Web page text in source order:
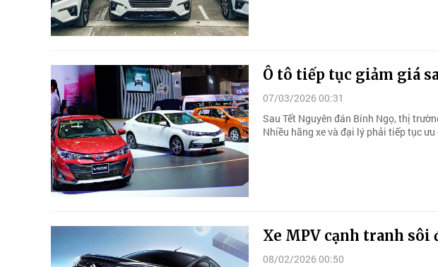
Ô tô tiếp tục giảm giá
07/03/2026 00:31
Sau Tết Nguyên đán Bính Ngọ, thị
Nhiều hãng xe và đại lý phải tiếp tục
Xe MPV cạnh tranh sôi
08/02/2026 00:50